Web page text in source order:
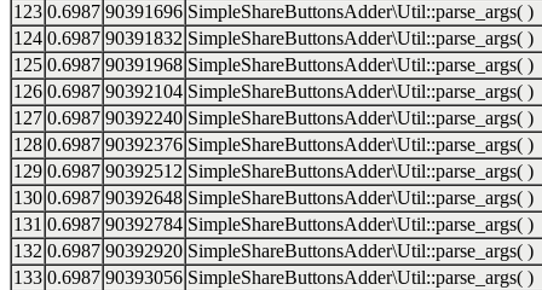
123 0.6987 90391696 SimpleShareButtonsAdder\Util::parse_args( )
124 0.6987 90391832 SimpleShareButtonsAdder\Util::parse_args( )
125 0.6987 90391968 SimpleShareButtonsAdder\Util::parse_args( )
126 0.6987 90392104 SimpleShareButtonsAdder\Util::parse_args( )
127 0.6987 90392240 SimpleShareButtonsAdder\Util::parse_args( )
128 0.6987 90392376 SimpleShareButtonsAdder\Util::parse_args( )
129 0.6987 90392512 SimpleShareButtonsAdder\Util::parse_args( )
130 0.6987 90392648 SimpleShareButtonsAdder\Util::parse_args( )
131 0.6987 90392784 SimpleShareButtonsAdder\Util::parse_args( )
132 0.6987 90392920 SimpleShareButtonsAdder\Util::parse_args( )
133 0.6987 90393056 SimpleShareButtonsAdder\Util::parse_args( )